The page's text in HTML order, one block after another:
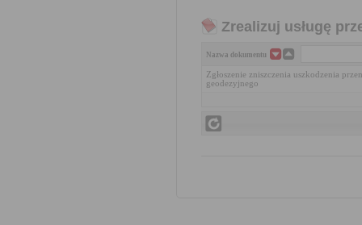
Zrealizuj usługę
Nazwa dokumentu
Zgłoszenie zniszczenia uszkodzenia
geodezyjnego